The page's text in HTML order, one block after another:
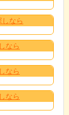
なら
なら
なら
なら